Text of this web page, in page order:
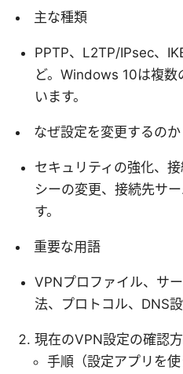
主な種類
PPTP、L2TP/IPsec、
ど。Windows 10は複数
います。
なぜ設定を変更するのか
セキュリティの強化、
シーの変更、接続先サ
す。
重要な用語
VPNプロファイル、サ
法、プロトコル、DNS
現在のVPN設定の確認
手順（設定アプリを使